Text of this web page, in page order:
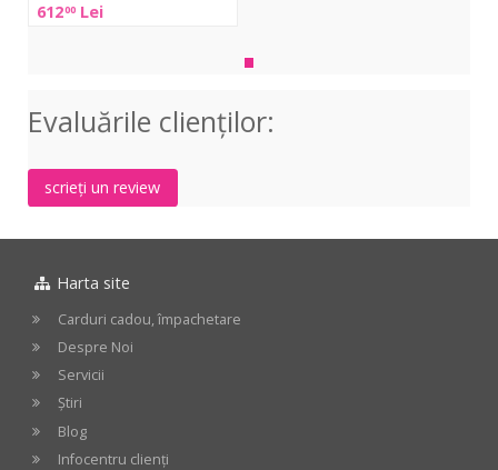
61200 Lei
Floyd
Original
Tremolo
Plate
-
Evaluările clienţilor:
scrieți un review
Harta site
Carduri cadou, împachetare
Despre Noi
Servicii
Știri
Blog
Infocentru clienți